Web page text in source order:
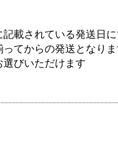
載されている発送日に
てからの発送となりま
びいただけます